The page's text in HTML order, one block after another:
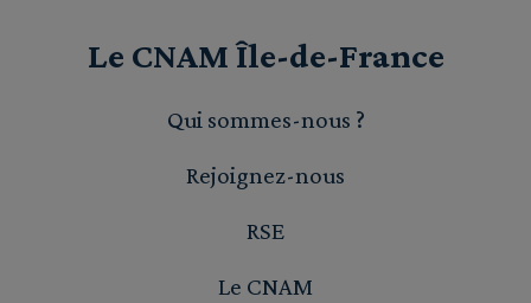
Le CNAM Île-de-France
Qui sommes-nous ?
Rejoignez-nous
RSE
Le CNAM